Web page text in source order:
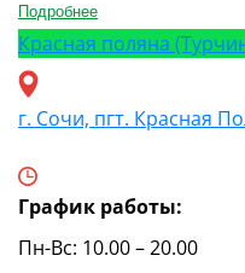
Подробнее
Красная поляна
г. Сочи, пгт. Красная
График работы:
Пн-Вс: 10.00 – 20.00